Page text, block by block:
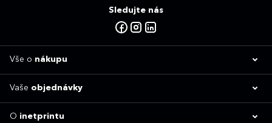
Sledujte nás
Vše o nákupu
Vaše objednávky
O inetprintu